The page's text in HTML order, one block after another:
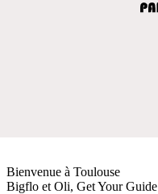
Bienvenue à Toulouse
Bigflo et Oli, Get Your Guide